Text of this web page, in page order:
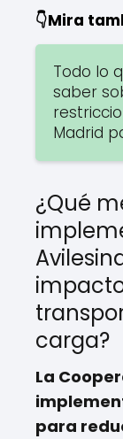
👇Mira
Todo lo
saber
Madrid
¿Qué
carga?
La
para